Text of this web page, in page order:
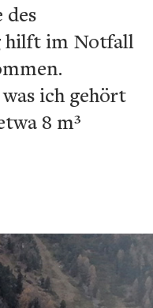
des
hilft im Notfall
ich gehört
8 m³